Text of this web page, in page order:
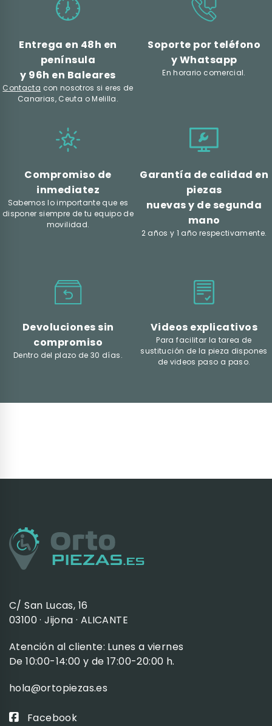
Entrega en 48h en
península
y 96h en Baleares
Contacta con nosotros si eres de
Canarias, Ceuta o Melilla.
Soporte por teléfono
y Whatsapp
En horario comercial.
Compromiso de
inmediatez
Sabemos lo importante que es
disponer siempre de tu equipo de
movilidad.
Garantía de calidad en
piezas
nuevas y de segunda
mano
2 años y 1 año respectivamente.
Devoluciones sin
compromiso
Dentro del plazo de 30 días.
Videos explicativos
Para facilitar la tarea de
sustitución de la pieza dispones
de videos paso a paso.
C/ San Lucas, 16
03100 · Jijona · ALICANTE
Atención al cliente: Lunes a viernes
De 10:00-14:00 y de 17:00-20:00 h.
hola@ortopiezas.es
Facebook